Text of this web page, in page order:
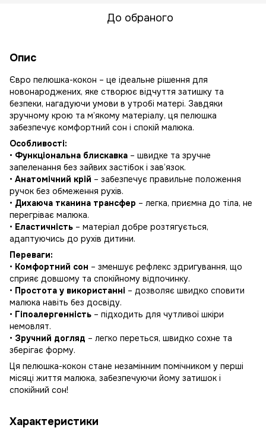
До обраного
Опис
Євро пелюшка-кокон – це ідеальне рішення для
новонароджених, яке створює відчуття затишку та
безпеки, нагадуючи умови в утробі матері. Завдяки
зручному крою та м’якому матеріалу, ця пелюшка
забезпечує комфортний сон і спокій малюка.
Особливості:
• Функціональна блискавка – швидке та зручне
запеленання без зайвих застібок і зав’язок.
• Анатомічний крій – забезпечує правильне положення
ручок без обмеження рухів.
• Дихаюча тканина трансфер – легка, приємна до тіла, не
перегріває малюка.
• Еластичність – матеріал добре розтягується,
адаптуючись до рухів дитини.
Переваги:
• Комфортний сон – зменшує рефлекс здригування, що
сприяє довшому та спокійному відпочинку.
• Простота у використанні – дозволяє швидко сповити
малюка навіть без досвіду.
• Гіпоалергенність – підходить для чутливої шкіри
немовлят.
• Зручний догляд – легко переться, швидко сохне та
зберігає форму.
Ця пелюшка-кокон стане незамінним помічником у перші
місяці життя малюка, забезпечуючи йому затишок і
спокійний сон!
Характеристики